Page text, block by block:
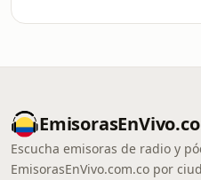
Escucha emisoras de radio y
EmisorasEnVivo.com.co por